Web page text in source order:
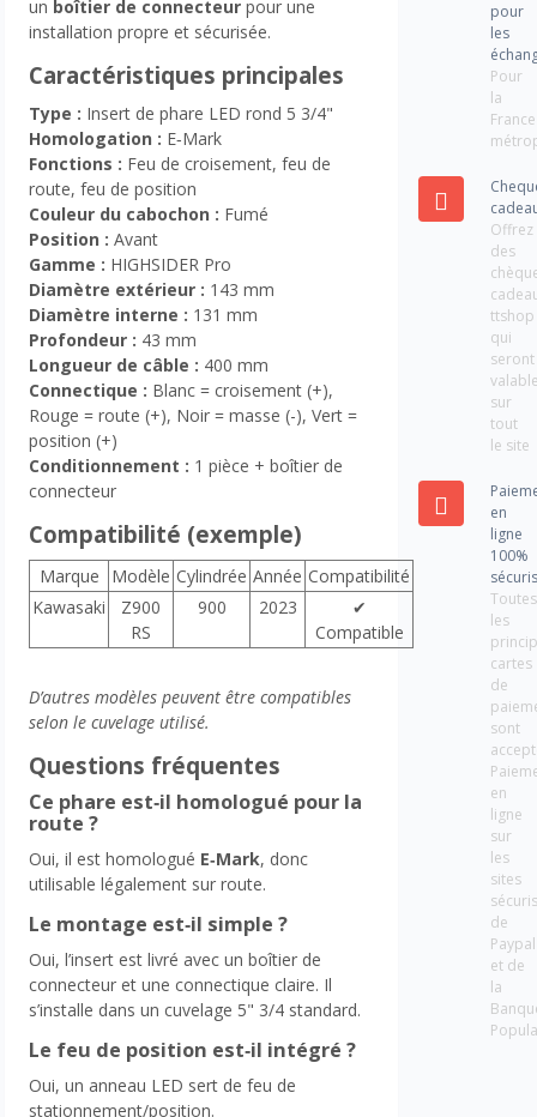
un boîtier de connecteur pour une
installation propre et sécurisée.
Caractéristiques principales
Type : Insert de phare LED rond 5 3/4"
Homologation : E‑Mark
Fonctions : Feu de croisement, feu de
route, feu de position
Couleur du cabochon : Fumé
Position : Avant
Gamme : HIGHSIDER Pro
Diamètre extérieur : 143 mm
Diamètre interne : 131 mm
Profondeur : 43 mm
Longueur de câble : 400 mm
Connectique : Blanc = croisement (+),
Rouge = route (+), Noir = masse (-), Vert =
position (+)
Conditionnement : 1 pièce + boîtier de
connecteur
Compatibilité (exemple)
Marque Modèle Cylindrée Année Compatibilité
Kawasaki
Z900
RS
900 2023
✔
Compatible
D’autres modèles peuvent être compatibles
selon le cuvelage utilisé.
Questions fréquentes
Ce phare est‑il homologué pour la
route ?
Oui, il est homologué E‑Mark, donc
utilisable légalement sur route.
Le montage est‑il simple ?
Oui, l’insert est livré avec un boîtier de
connecteur et une connectique claire. Il
s’installe dans un cuvelage 5" 3/4 standard.
Le feu de position est‑il intégré ?
Oui, un anneau LED sert de feu de
stationnement/position.
pour
les
Pour
la
France
Offrez
des
ttshop
qui
seront
sur
tout
le site
en
ligne
100%
Toutes
les
cartes
de
sont
en
ligne
sur
les
sites
de
Paypal
et de
la